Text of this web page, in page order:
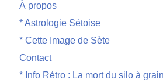
À propos
* Astrologie Sétoise
* Cette Image de Sète
Contact
* Info Rétro : La mort du silo à